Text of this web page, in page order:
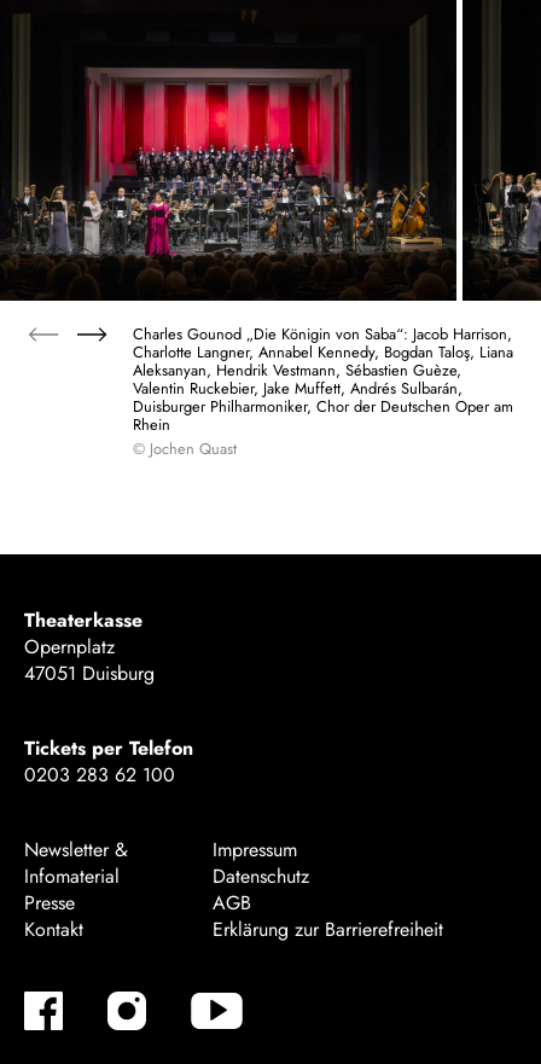
Charles Gounod „Die Königin von Saba“: Jacob Harrison,
Charlotte Langner, Annabel Kennedy, Bogdan Taloş, Liana
Aleksanyan, Hendrik Vestmann, Sébastien Guèze,
Valentin Ruckebier, Jake Muffett, Andrés Sulbarán,
Duisburger Philharmoniker, Chor der Deutschen Oper am
Rhein
© Jochen Quast
Theaterkasse
Opernplatz
47051 Duisburg
Tickets per Telefon
0203 283 62 100
Newsletter &
Infomaterial
Presse
Kontakt
Impressum
Datenschutz
AGB
Erklärung zur Barrierefreiheit